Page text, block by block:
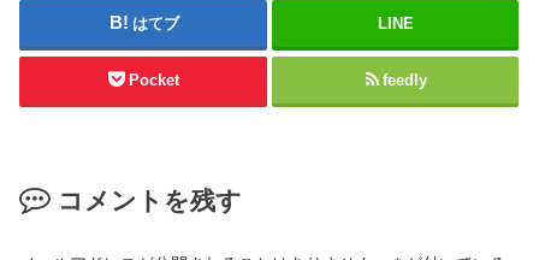
はてブ LINE
Pocket feedly
コメントを残す